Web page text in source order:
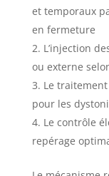
et temporaux
en fermeture
L’injection
ou externe
Le
pour les
Le contrôle
repérage